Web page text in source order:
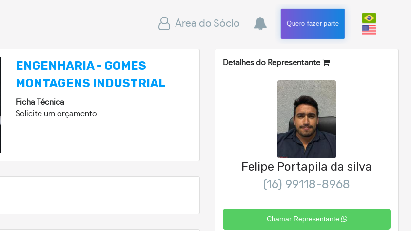
Área do Sócio Quero fazer parte
ENGENHARIA - GOMES
MONTAGENS INDUSTRIAL
Ficha Técnica
Solicite um orçamento
Detalhes do Representante
Felipe Portapila da silva
(16) 99118-8968
Chamar Representante